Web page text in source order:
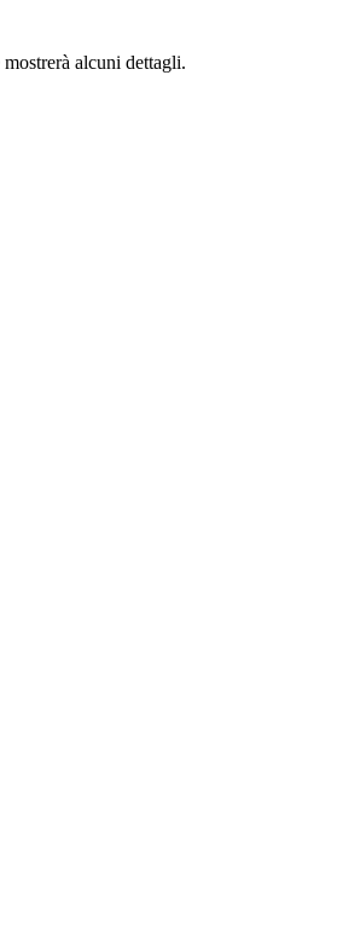
alcuni dettagli.